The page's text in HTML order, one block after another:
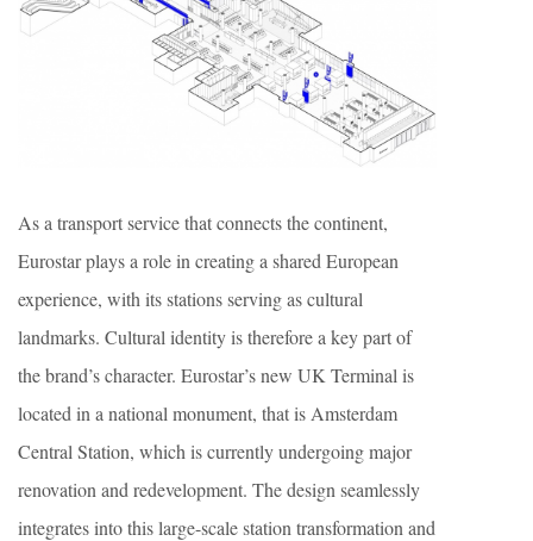
As a transport service that connects the continent,
Eurostar plays a role in creating a shared European
experience, with its stations serving as cultural
landmarks. Cultural identity is therefore a key part of
the brand’s character. Eurostar’s new UK Terminal is
located in a national monument, that is Amsterdam
Central Station, which is currently undergoing major
renovation and redevelopment. The design seamlessly
integrates into this large-scale station transformation and